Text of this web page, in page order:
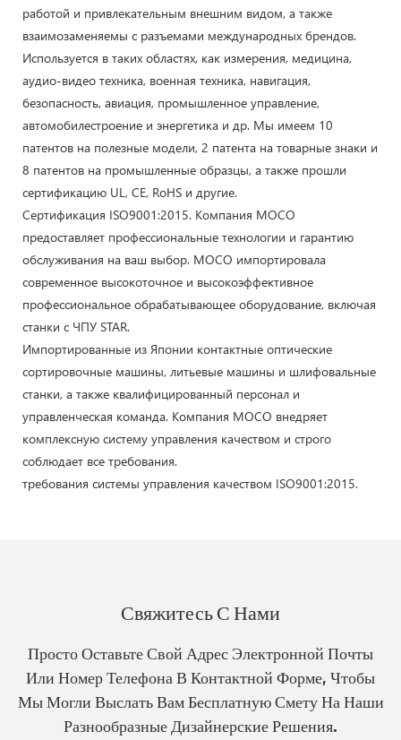
работой и привлекательным внешним видом, а также
взаимозаменяемы с разъемами международных брендов.
Используется в таких областях, как измерения, медицина,
аудио-видео техника, военная техника, навигация,
безопасность, авиация, промышленное управление,
автомобилестроение и энергетика и др. Мы имеем 10
патентов на полезные модели, 2 патента на товарные знаки и
8 патентов на промышленные образцы, а также прошли
сертификацию UL, CE, RoHS и другие.
Сертификация ISO9001:2015. Компания MOCO
предоставляет профессиональные технологии и гарантию
обслуживания на ваш выбор. MOCO импортировала
современное высокоточное и высокоэффективное
профессиональное обрабатывающее оборудование, включая
станки с ЧПУ STAR.
Импортированные из Японии контактные оптические
сортировочные машины, литьевые машины и шлифовальные
станки, а также квалифицированный персонал и
управленческая команда. Компания MOCO внедряет
комплексную систему управления качеством и строго
соблюдает все требования.
требования системы управления качеством ISO9001:2015.
Свяжитесь С Нами
Просто Оставьте Свой Адрес Электронной Почты
Или Номер Телефона В Контактной Форме, Чтобы
Мы Могли Выслать Вам Бесплатную Смету На Наши
Разнообразные Дизайнерские Решения.